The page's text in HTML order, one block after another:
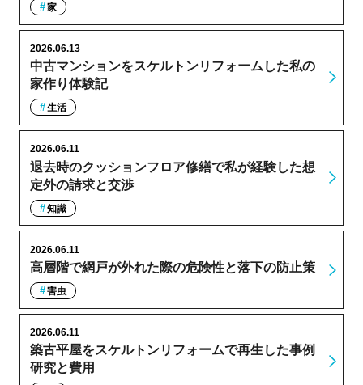
家
中古マンションをスケルトンリフォームした私の
家作り体験記
2026.06.13
生活
退去時のクッションフロア修繕で私が経験した想
定外の請求と交渉
2026.06.11
知識
高層階で網戸が外れた際の危険性と落下の防止策
2026.06.11
害虫
築古平屋をスケルトンリフォームで再生した事例
研究と費用
2026.06.11